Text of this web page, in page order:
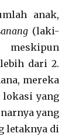
anak,
(laki-
meskipun
dari 2.
mereka
lokasi yang
yang
letaknya di